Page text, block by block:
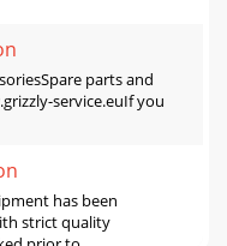
parts and
service.euIf you
has been
strict quality